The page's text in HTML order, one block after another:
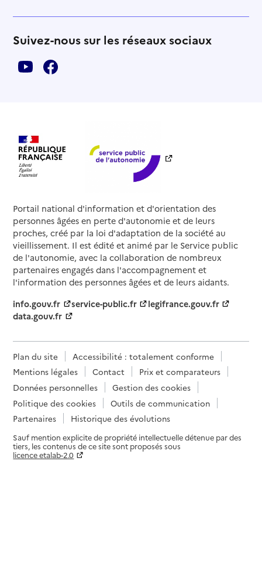
Suivez-nous sur les réseaux sociaux
Portail national d'information et d'orientation des
personnes âgées en perte d'autonomie et de leurs
proches, créé par la loi d'adaptation de la société au
vieillissement. Il est édité et animé par le Service public
de l'autonomie, avec la collaboration de nombreux
partenaires engagés dans l'accompagnement et
l'information des personnes âgées et de leurs aidants.
info.gouv.fr
service-public.fr
legifrance.gouv.fr
data.gouv.fr
Plan du site
Accessibilité : totalement conforme
Mentions légales
Contact
Prix et comparateurs
Données personnelles
Gestion des cookies
Politique des cookies
Outils de communication
Partenaires
Historique des évolutions
Sauf mention explicite de propriété intellectuelle détenue par des
tiers, les contenus de ce site sont proposés sous
licence etalab-2.0